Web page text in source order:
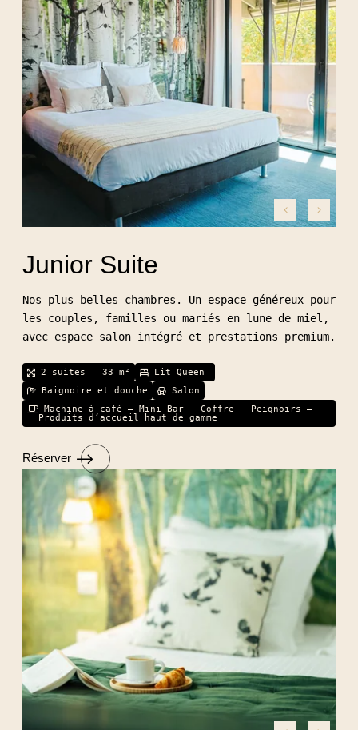
Junior Suite
Nos plus belles chambres. Un espace généreux pour
les couples, familles ou mariés en lune de miel,
avec espace salon intégré et prestations premium.
2 suites – 33 m²
Lit Queen
Baignoire et douche
Salon
Machine à café – Mini Bar - Coffre - Peignoirs –
Produits d’accueil haut de gamme
Réserver
ACCUEIL
CHAMBRES & SUITES
RESTAURANT & BAR
SÉMINAIRES & ÉVÈNEMENTS
OFFRES & PACKAGES
GALERIE PHOTOS
ACTIVITÉS & TOURISME
ACTUALITÉS
ENGAGEMENT DURABLE
CONTACT & ACCÈS